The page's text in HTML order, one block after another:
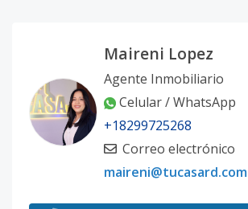
Maireni Lopez
Agente Inmobiliario
Celular / WhatsApp
+18299725268
Correo electrónico
maireni@tucasard.com